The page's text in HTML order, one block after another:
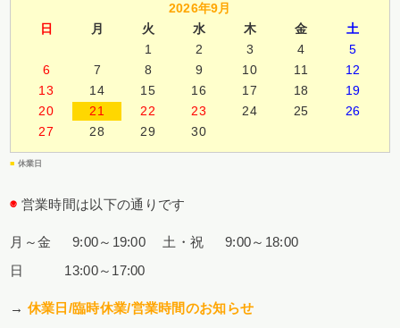
2026年9月
日
月 火 水 木 金
土
1
2 3 4
5
6
7 8 9 10 11
12
13
14 15 16 17 18
19
20
21 22 23 24 25
26
27
28 29 30
■ 休業日
◉ 営業時間は以下の通りです
月～金 9:00～19:00
土・祝 9:00～18:00
日 13:00～17:00
→ 休業日/臨時休業/営業時間のお知らせ